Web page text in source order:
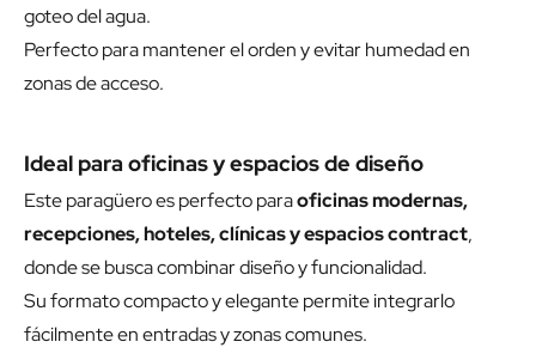
goteo del agua.
Perfecto para mantener el orden y evitar humedad en
zonas de acceso.
Ideal para oficinas y espacios de diseño
Este paragüero es perfecto paraoficinas modernas,
recepciones, hoteles, clínicas y espacios contract,
donde se busca combinar diseño y funcionalidad.
Su formato compacto y elegante permite integrarlo
fácilmente en entradas y zonas comunes.